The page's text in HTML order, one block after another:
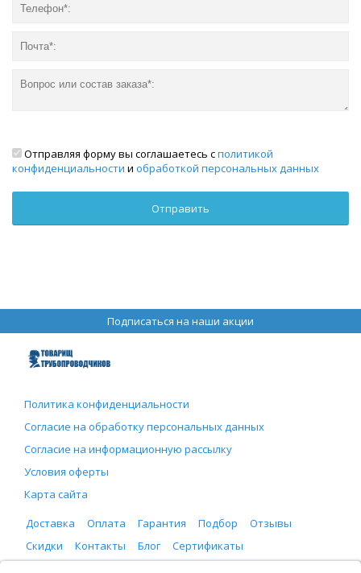
Отправляя форму вы соглашаетесь сполитикой
конфиденциальности и обработкой персональных данных
Подписаться на наши акции
Политика конфиденциальности
Согласие на обработку персональных данных
Согласие на информационную рассылку
Условия оферты
Карта сайта
Доставка
Оплата Гарантия Подбор
Отзывы
Скидки
Контакты Блог Сертификаты